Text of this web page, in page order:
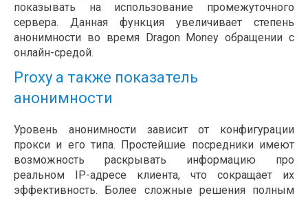
показывать на использование промежуточного
сервера. Данная функция увеличивает степень
анонимности во время Dragon Money обращении с
онлайн-средой.
Proxy а также показатель
анонимности
Уровень анонимности зависит от конфигурации
прокси и его типа. Простейшие посредники имеют
возможность раскрывать информацию про
реальном IP-адресе клиента, что сокращает их
эффективность. Более сложные решения полным